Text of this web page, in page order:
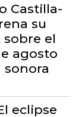
Castilla-
su
el
agosto
eclipse